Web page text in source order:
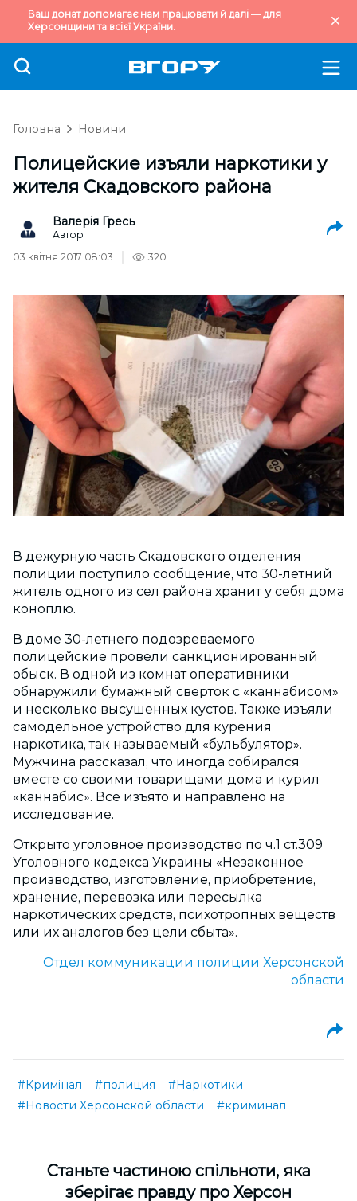
Ваш донат допомагає нам працювати й далі — для
Херсонщини та всієї України.
Головна Новини
Полицейские изъяли наркотики у
жителя Скадовского района
Валерія Гресь
Автор
03 квітня 2017 08:03
320
В дежурную часть Скадовского отделения
полиции поступило сообщение, что 30-летний
житель одного из сел района хранит у себя дома
коноплю.
В доме 30-летнего подозреваемого
полицейские провели санкционированный
обыск. В одной из комнат оперативники
обнаружили бумажный сверток с «каннабисом»
и несколько высушенных кустов. Также изъяли
самодельное устройство для курения
наркотика, так называемый «бульбулятор».
Мужчина рассказал, что иногда собирался
вместе со своими товарищами дома и курил
«каннабис». Все изъято и направлено на
исследование.
Открыто уголовное производство по ч.1 ст.309
Уголовного кодекса Украины «Незаконное
производство, изготовление, приобретение,
хранение, перевозка или пересылка
наркотических средств, психотропных веществ
или их аналогов без цели сбыта».
Отдел коммуникации полиции Херсонской
области
#Кримінал #полиция
#Наркотики
#Новости Херсонской области
#криминал
Cтаньте частиною спільноти, яка
зберігає правду про Херсон